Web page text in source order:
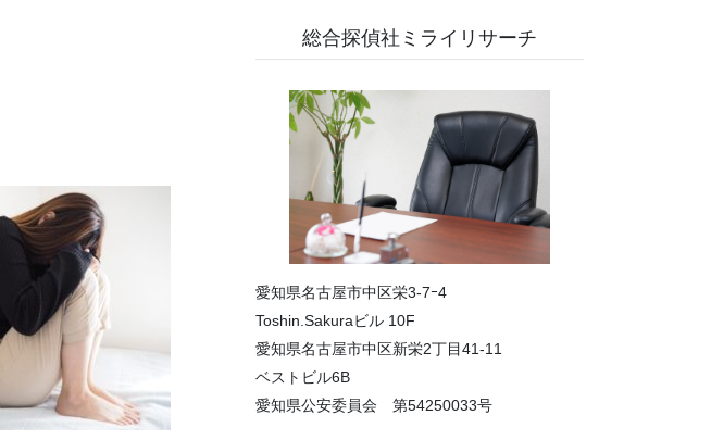
総合探偵社ミライリサーチ
愛知県名古屋市中区栄3-7ｰ4
Toshin.Sakuraビル 10F
愛知県名古屋市中区新栄2丁目41-11
ベストビル6B
愛知県公安委員会 第54250033号